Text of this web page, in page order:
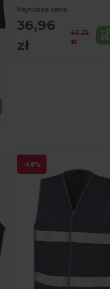
Najniższa cena:
36,96
zł
62,25
zł
-48%